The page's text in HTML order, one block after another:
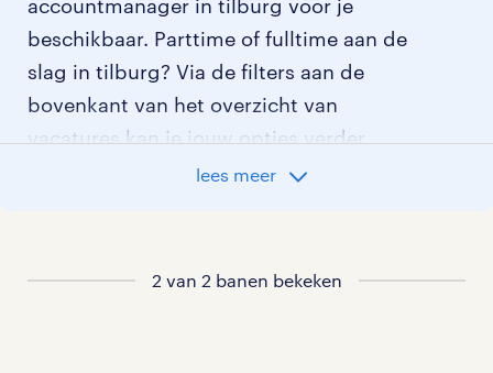
accountmanager in tilburg voor je
beschikbaar. Parttime of fulltime aan de
slag in tilburg? Via de filters aan de
bovenkant van het overzicht van
vacatures kan je jouw opties verder
lees meer
2 van 2 banen bekeken